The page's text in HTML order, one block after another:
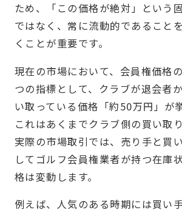
ため、「この価格が絶対」という
ではなく、常に流動的であること
くことが重要です。
現在の市場において、会員権価格
つの指標として、クラブが退会者
い取っている価格「約50万円」が
これはあくまでクラブ側の買い取
実際の市場取引では、売り手と買
してゴルフ会員権業者が持つ在庫
格は変動します。
例えば、人気のある時期には買い